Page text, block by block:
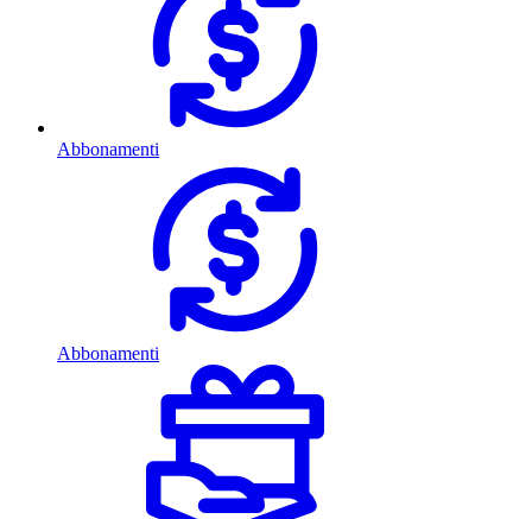
Abbonamenti
Abbonamenti